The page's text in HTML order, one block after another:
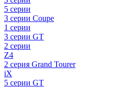
5 серии
3 серии Coupe
1 серии
3 серии GT
2 серии
Z4
2 серия Grand Tourer
iX
5 серии GT